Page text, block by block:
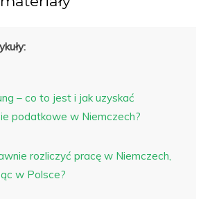
– co to jest i jak uzyskać
podatkowe w Niemczech?
rozliczyć pracę w Niemczech,
w Polsce?